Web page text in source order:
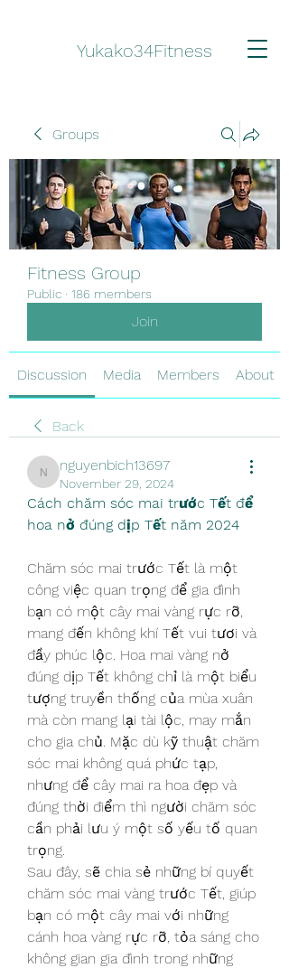
Yukako34Fitness
Groups
Fitness Group
Public · 186 members
Join
Discussion Media Members About
Back
nguyenbich13697
nguyenbich13697
November 29, 2024
Cách chăm sóc mai trước Tết để
hoa nở đúng dịp Tết năm 2024
Chăm sóc mai trước Tết là một
công việc quan trọng để gia đình
bạn có một cây mai vàng rực rỡ,
mang đến không khí Tết vui tươi và
đầy phúc lộc. Hoa mai vàng nở
đúng dịp Tết không chỉ là một biểu
tượng truyền thống của mùa xuân
mà còn mang lại tài lộc, may mắn
cho gia chủ. Mặc dù kỹ thuật chăm
sóc mai không quá phức tạp,
nhưng để cây mai ra hoa đẹp và
đúng thời điểm thì người chăm sóc
cần phải lưu ý một số yếu tố quan
trọng.
Sau đây, sẽ chia sẻ những bí quyết
chăm sóc mai vàng trước Tết, giúp
bạn có một cây mai với những
cánh hoa vàng rực rỡ, tỏa sáng cho
không gian gia đình trong những